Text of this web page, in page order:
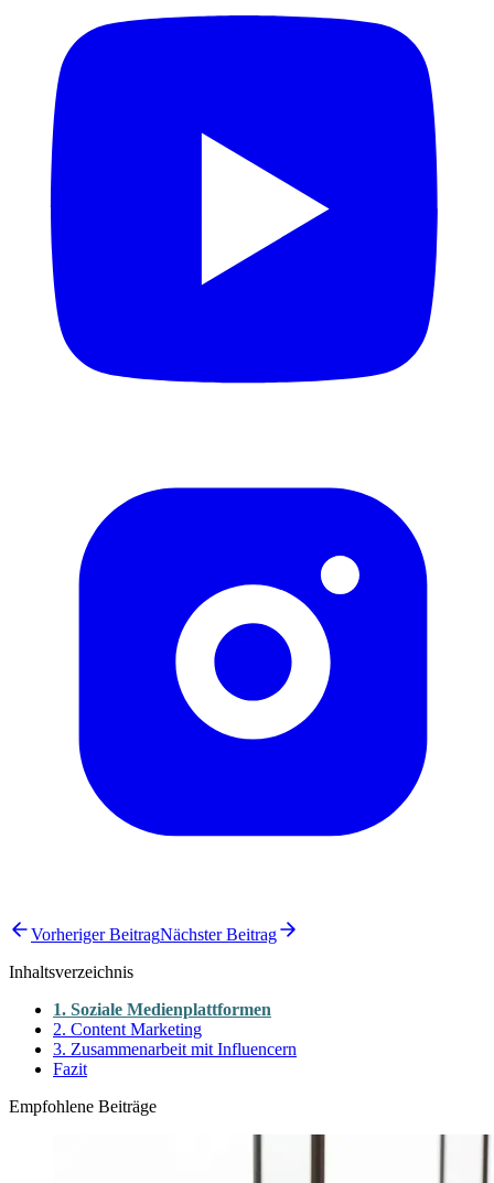
Vorheriger BeitragNächster Beitrag
Inhaltsverzeichnis
1. Soziale Medienplattformen
2. Content Marketing
3. Zusammenarbeit mit Influencern
Fazit
Empfohlene Beiträge